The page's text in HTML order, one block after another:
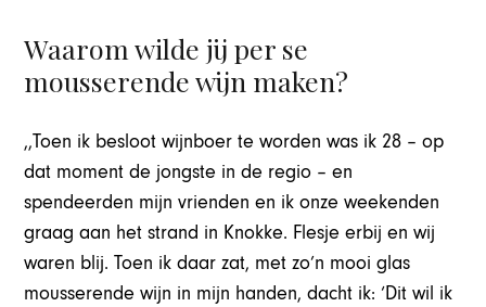
Waarom wilde jij per se
mousserende wijn maken?
,,Toen ik besloot wijnboer te worden was ik 28 – op
dat moment de jongste in de regio – en
spendeerden mijn vrienden en ik onze weekenden
graag aan het strand in Knokke. Flesje erbij en wij
waren blij. Toen ik daar zat, met zo’n mooi glas
mousserende wijn in mijn handen, dacht ik: ‘Dit wil ik